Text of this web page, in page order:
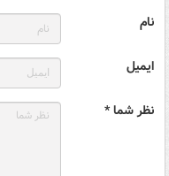
نام
ایمیل
نظر شما *